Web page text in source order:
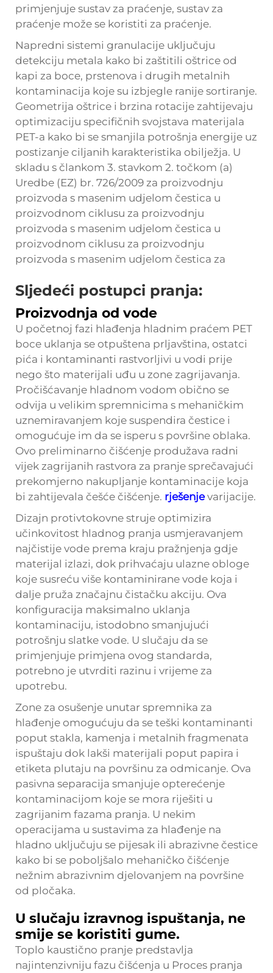
primjenjuje sustav za praćenje, sustav za
praćenje može se koristiti za praćenje.
Napredni sistemi granulacije uključuju
detekciju metala kako bi zaštitili oštrice od
kapi za boce, prstenova i drugih metalnih
kontaminacija koje su izbjegle ranije sortiranje.
Geometrija oštrice i brzina rotacije zahtijevaju
optimizaciju specifičnih svojstava materijala
PET-a kako bi se smanjila potrošnja energije uz
postizanje ciljanih karakteristika obilježja. U
skladu s člankom 3. stavkom 2. točkom (a)
Uredbe (EZ) br. 726/2009 za proizvodnju
proizvoda s masenim udjelom čestica u
proizvodnom ciklusu za proizvodnju
proizvoda s masenim udjelom čestica u
proizvodnom ciklusu za proizvodnju
proizvoda s masenim udjelom čestica za
Sljedeći postupci pranja:
Proizvodnja od vode
U početnoj fazi hlađenja hladnim praćem PET
boce uklanja se otpuštena prljavština, ostatci
pića i kontaminanti rastvorljivi u vodi prije
nego što materijali uđu u zone zagrijavanja.
Pročišćavanje hladnom vodom obično se
odvija u velikim spremnicima s mehaničkim
uznemiravanjem koje suspendira čestice i
omogućuje im da se isperu s površine oblaka.
Ovo preliminarno čišćenje produžava radni
vijek zagrijanih rastvora za pranje sprečavajući
prekomjerno nakupljanje kontaminacije koja
bi zahtijevala češće čišćenje. rješenjevarijacije.
Dizajn protivtokovne struje optimizira
učinkovitost hladnog pranja usmjeravanjem
najčistije vode prema kraju pražnjenja gdje
materijal izlazi, dok prihvaćaju ulazne obloge
koje susreću više kontaminirane vode koja i
dalje pruža značajnu čistačku akciju. Ova
konfiguracija maksimalno uklanja
kontaminaciju, istodobno smanjujući
potrošnju slatke vode. U slučaju da se
primjenjuje primjena ovog standarda,
potrebno je utvrditi razinu i vrijeme za
upotrebu.
Zone za osušenje unutar spremnika za
hlađenje omogućuju da se teški kontaminanti
poput stakla, kamenja i metalnih fragmenata
ispuštaju dok lakši materijali poput papira i
etiketa plutaju na površinu za odmicanje. Ova
pasivna separacija smanjuje opterećenje
kontaminacijom koje se mora riješiti u
zagrijanim fazama pranja. U nekim
operacijama u sustavima za hlađenje na
hladno uključuju se pijesak ili abrazivne čestice
kako bi se poboljšalo mehaničko čišćenje
nežnim abrazivnim djelovanjem na površine
od pločaka.
U slučaju izravnog ispuštanja, ne
smije se koristiti gume.
Toplo kaustično pranje predstavlja
najintenzivniju fazu čišćenja u Proces pranja